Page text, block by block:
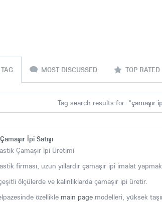
MOST DISCUSSED TOP RATED
Tag search results for: "çamaşır
İpi Satışı
Çamaşır İpi Üretimi
firması, uzun yıllardır çamaşır ipi imalat
ölçülerde ve kalınlıklarda çamaşır ipi üretir.
özellikle main page modelleri, yüksek